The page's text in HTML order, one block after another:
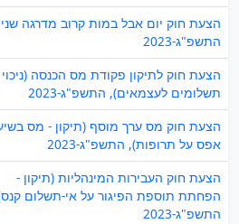
הצעת חוק יום אבל במות קרוב מדרגה
התשפ"ג-2023
הצעת חוק לתיקון פקודת מס הכנסה (ניכוי
תשלומים לעצמאים), התשפ"ג-2023
הצעת חוק מס ערך מוסף (תיקון - מס
אפס על תרופות), התשפ"ג-2023
הצעת חוק העבירות המינהליות (תיקון -
הפחתת תוספת הפיגור על אי-תשלום
התשפ"ג-2023